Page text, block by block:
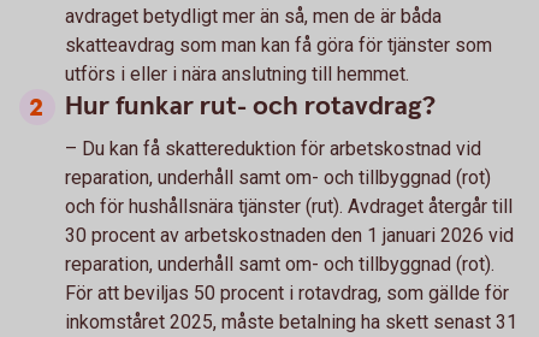
avdraget betydligt mer än så, men de är båda
skatteavdrag som man kan få göra för tjänster som
utförs i eller i nära anslutning till hemmet.
Hur funkar rut- och rotavdrag?
– Du kan få skattereduktion för arbetskostnad vid
reparation, underhåll samt om- och tillbyggnad (rot)
och för hushållsnära tjänster (rut). Avdraget återgår till
30 procent av arbetskostnaden den 1 januari 2026 vid
reparation, underhåll samt om- och tillbyggnad (rot).
För att beviljas 50 procent i rotavdrag, som gällde för
inkomståret 2025, måste betalning ha skett senast 31